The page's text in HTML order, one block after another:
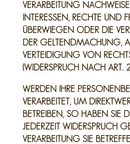
VERARBEITUNG
INTERESSEN, RECHTE UND
ÜBERWIEGEN ODER DIE
DER GELTENDMACHUNG,
VERTEIDIGUNG VON
(WIDERSPRUCH NACH ART.
WERDEN IHRE
VERARBEITET, UM
BETREIBEN, SO HABEN SIE
JEDERZEIT WIDERSPRUCH
VERARBEITUNG SIE